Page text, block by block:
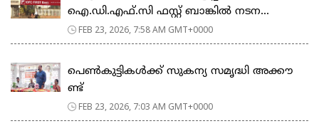
ഐ.ഡി.എഫ്.സി ഫസ്റ്റ് ബാങ്കിൽ നടന...
FEB 23, 2026, 7:58 AM GMT+0000
പെ​ൺ​കു​ട്ടി​ക​ൾ​ക്ക് സു​ക​ന്യ സ​മൃ​ദ്ധി അ​ക്കൗ​
ണ്ട്
FEB 23, 2026, 7:03 AM GMT+0000